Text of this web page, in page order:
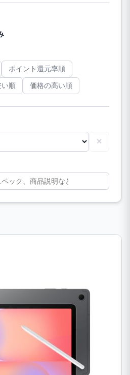
ポイント還元率順
い順 価格の高い順
✕